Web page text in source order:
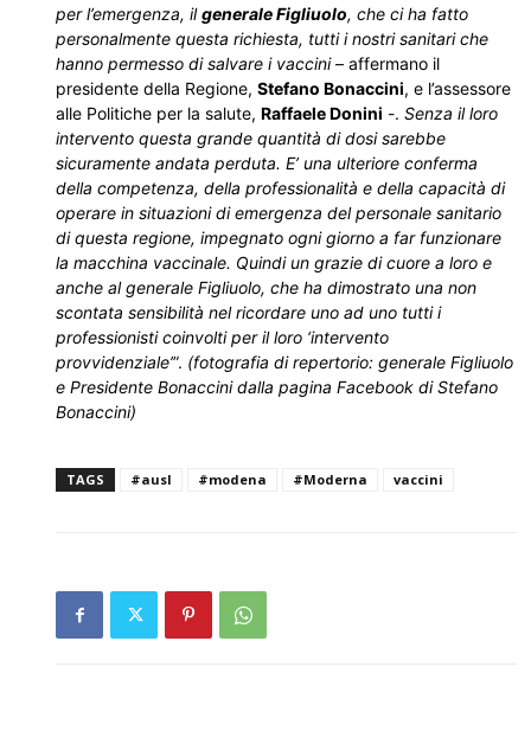
per l’emergenza, ilgenerale Figliuolo, che ci ha fatto
personalmente questa richiesta, tutti i nostri sanitari che
hanno permesso di salvare i vaccini– affermano il
presidente della Regione, Stefano Bonaccini, e l’assessore
alle Politiche per la salute, Raffaele Donini -. Senza il loro
intervento questa grande quantità di dosi sarebbe
sicuramente andata perduta. E’ una ulteriore conferma
della competenza, della professionalità e della capacità di
operare in situazioni di emergenza del personale sanitario
di questa regione, impegnato ogni giorno a far funzionare
la macchina vaccinale. Quindi un grazie di cuore a loro e
anche al generale Figliuolo, che ha dimostrato una non
scontata sensibilità nel ricordare uno ad uno tutti i
professionisti coinvolti per il loro ‘intervento
provvidenziale’”. (fotografia di repertorio: generale Figliuolo
e Presidente Bonaccini dalla pagina Facebook di Stefano
Bonaccini)
TAGS #ausl #modena #Moderna vaccini